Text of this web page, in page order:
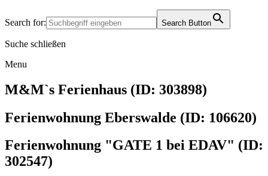
Search for: Search Button
Suche schließen
Menu
M&Mˋs Ferienhaus (ID: 303898)
Ferienwohnung Eberswalde (ID: 106620)
Ferienwohnung "GATE 1 bei EDAV" (ID:
302547)